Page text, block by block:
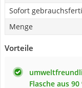
Sofort
Menge
Vorteile
Flasche aus 90